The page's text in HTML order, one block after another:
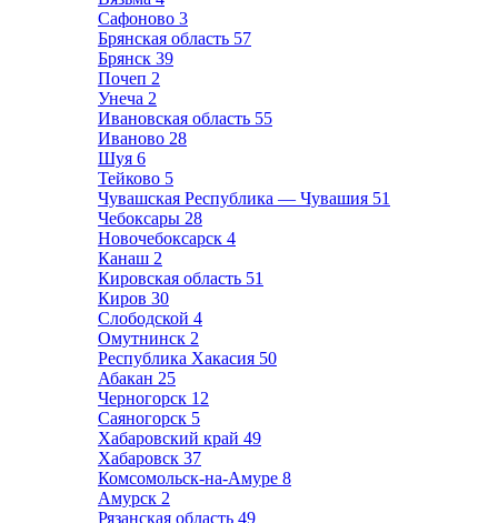
Сафоново 3
Брянская область 57
Брянск 39
Почеп 2
Унеча 2
Ивановская область 55
Иваново 28
Шуя 6
Тейково 5
Чувашская Республика — Чувашия 51
Чебоксары 28
Новочебоксарск 4
Канаш 2
Кировская область 51
Киров 30
Слободской 4
Омутнинск 2
Республика Хакасия 50
Абакан 25
Черногорск 12
Саяногорск 5
Хабаровский край 49
Хабаровск 37
Комсомольск-на-Амуре 8
Амурск 2
Рязанская область 49